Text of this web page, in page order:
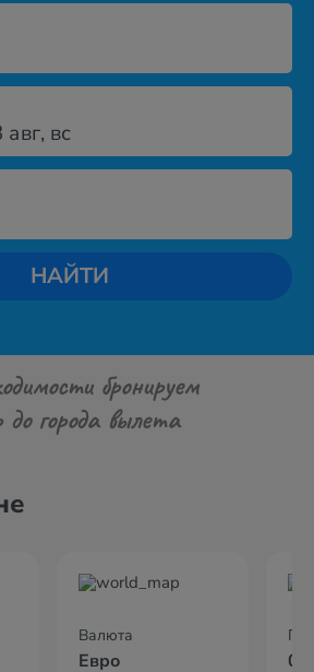
авг, вс
НАЙТИ
бронируем
города вылета
Валюта
Евро